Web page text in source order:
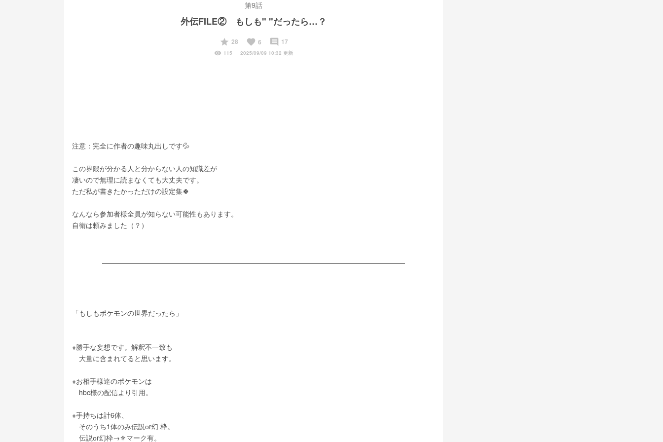
第9話
外伝FILE② もしも" "だったら…？
start
28 favorite 6 insert_comment 17
visibility 115 2025/09/09 10:32 更新
注意：完全に作者の趣味丸出しです💦
この界隈が分かる人と分からない人の知識差が
凄いので無理に読まなくても大丈夫です。
ただ私が書きたかっただけの設定集🍀
なんなら参加者様全員が知らない可能性もあります。
自衛は頼みました（？）
「もしもポケモンの世界だったら」
※勝手な妄想です。解釈不一致も
大量に含まれてると思います。
※お相手様達のポケモンは
hbc様の配信より引用。
※手持ちは計6体、
そのうち1体のみ伝説оr幻 枠。
伝説оr幻枠→⚜️マーク有。